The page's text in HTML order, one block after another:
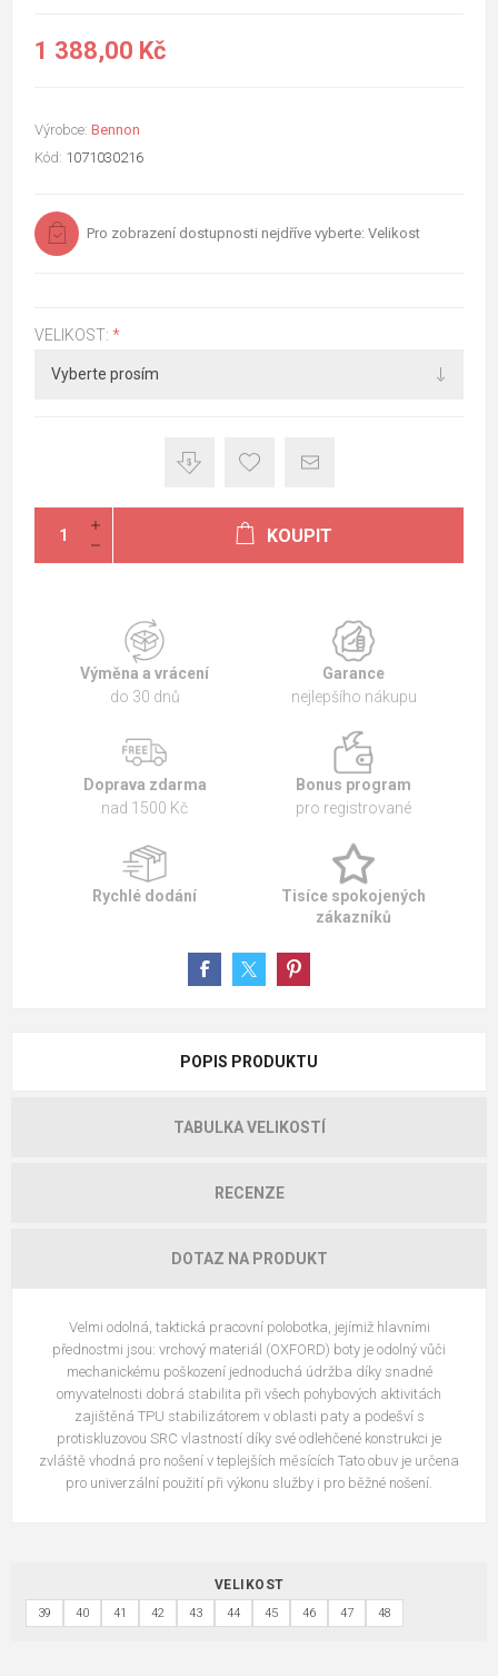
1 388,00 Kč
Výrobce: Bennon
Kód: 1071030216
Pro zobrazení dostupnosti nejdříve vyberte: Velikost
VELIKOST: *
KOUPIT
Výměna a vrácení
do 30 dnů
Garance
nejlepšího nákupu
Doprava zdarma
nad 1500 Kč
Bonus program
pro registrované
Rychlé dodání
Tisíce spokojených
zákazníků
POPIS PRODUKTU
TABULKA VELIKOSTÍ
RECENZE
DOTAZ NA PRODUKT
Velmi odolná, taktická pracovní polobotka, jejímiž hlavními
přednostmi jsou: vrchový materiál (OXFORD) boty je odolný vůči
mechanickému poškození jednoduchá údržba díky snadné
omyvatelnosti dobrá stabilita při všech pohybových aktivitách
zajištěná TPU stabilizátorem v oblasti paty a podešví s
protiskluzovou SRC vlastností díky své odlehčené konstrukci je
zvláště vhodná pro nošení v teplejších měsících Tato obuv je určena
pro univerzální použití při výkonu služby i pro běžné nošení.
VELIKOST
39 40 41 42 43 44 45 46 47 48